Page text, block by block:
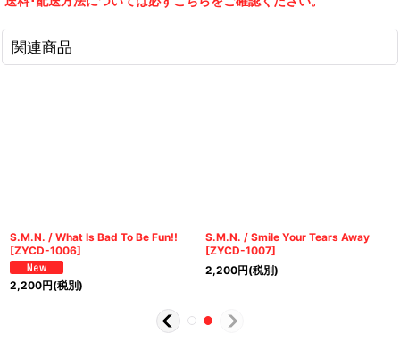
関連商品
S.M.N. / What Is Bad To Be Fun!!
[ZYCD-1006]
2,200円(税別)
S.M.N. / Smile Your Tears Away
[ZYCD-1007]
2,200円(税別)